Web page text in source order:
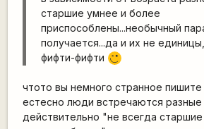
старшие умнее и более
приспособлены...необычный
получается...да и их не
фифти-фифти
;)
чтото вы немного странное пишите
естесно люди встречаются разные
действительно "не всегда